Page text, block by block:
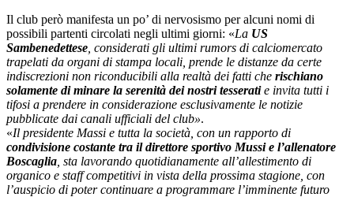
Il club però manifesta un po’ di nervosismo per alcuni nomi di
possibili partenti circolati negli ultimi giorni: «La US
Sambenedettese , considerati gli ultimi rumors di calciomercato
trapelati da organi di stampa locali, prende le distanze da certe
indiscrezioni non riconducibili alla realtà dei fatti che rischiano
solamente di minare la serenità dei nostri tesseratie invita tutti i
tifosi a prendere in considerazione esclusivamente le notizie
pubblicate dai canali ufficiali del club».
«Il presidente Massi e tutta la società, con un rapporto di
condivisione costante tra il direttore sportivo Mussi e l’allenatore
Boscaglia , sta lavorando quotidianamente all’allestimento di
organico e staff competitivi in vista della prossima stagione, con
l’auspicio di poter continuare a programmare l’imminente futuro